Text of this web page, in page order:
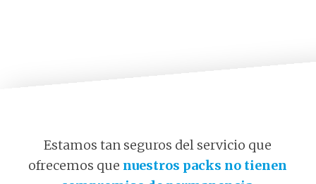
Estamos tan seguros del servicio que
ofrecemos que nuestros packs no tienen